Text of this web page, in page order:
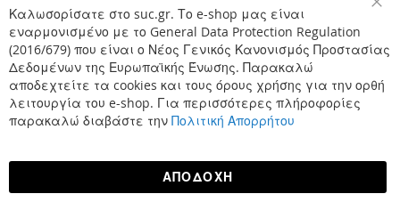
Καλωσορίσατε στο suc.gr. Το e-shop μας είναι
εναρμονισμένο με το General Data Protection Regulation
(2016/679) που είναι ο Νέος Γενικός Κανονισμός Προστασίας
Δεδομένων της Ευρωπαϊκής Ένωσης. Παρακαλώ
αποδεχτείτε τα cookies και τους όρους χρήσης για την ορθή
λειτουργία του e-shop. Για περισσότερες πλήροφορίες
παρακαλώ διαβάστε την Πολιτική Απορρήτου
ΑΠΟΔΟΧΉ